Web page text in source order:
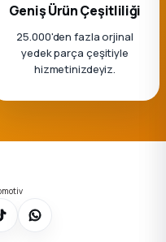
Geniş Ürün Çeşitliliği
25.000'den fazla orjinal
yedek parça çeşitiyle
hizmetinizdeyiz.